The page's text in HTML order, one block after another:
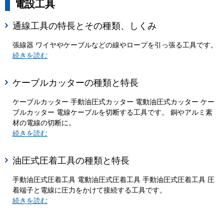
電設工具
通線工具の特長とその種類、しくみ
張線器 ワイヤやケーブルなどの線やロープを引っ張る工具です。
続きを読む
ケーブルカッターの種類と特長
ケーブルカッター 手動油圧式カッター 電動油圧式カッター ケー
ブルカッター 電線ケーブルを切断する工具です。 銅やアルミ素
材の電線の切断に。
続きを読む
油圧式圧着工具の種類と特長
手動油圧式圧着工具 電動油圧式圧着工具 手動油圧式圧着工具 圧
着端子と電線に圧力をかけて接続する工具です。
続きを読む